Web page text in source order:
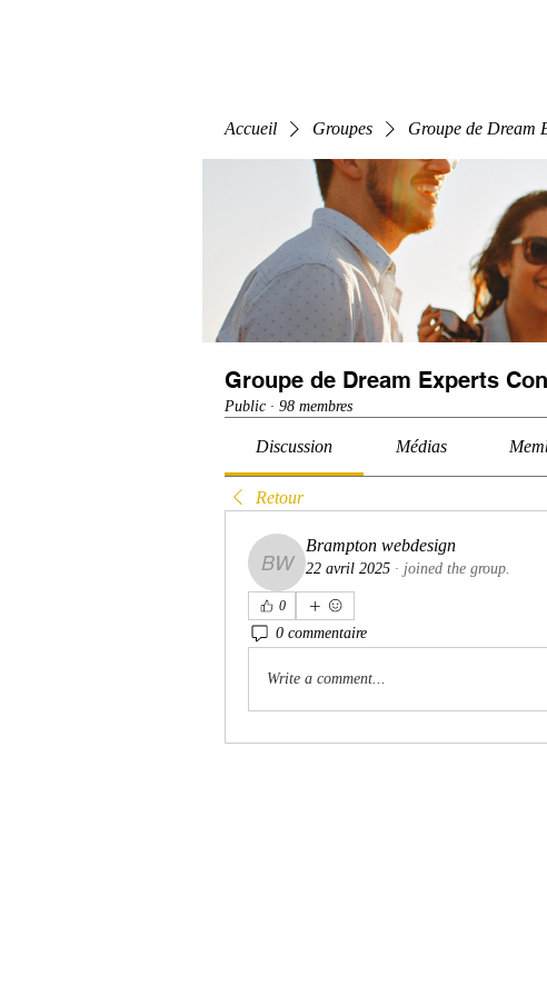
Accueil Groupes Groupe de Dream
Groupe de Dream Experts
Public · 98 membres
Discussion Médias
Retour
Brampton webdesign
Brampton webdesign
22 avril 2025 · joined the group.
0
0 commentaire
Write a comment...